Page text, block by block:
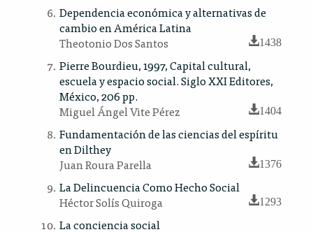
Dependencia económica y alternativas de
cambio en América Latina
Theotonio Dos Santos
1438
Pierre Bourdieu, 1997, Capital cultural,
escuela y espacio social. Siglo XXI Editores,
México, 206 pp.
Miguel Ángel Vite Pérez
1404
Fundamentación de las ciencias del espíritu
en Dilthey
Juan Roura Parella
1376
La Delincuencia Como Hecho Social
Héctor Solís Quiroga
1293
La conciencia social